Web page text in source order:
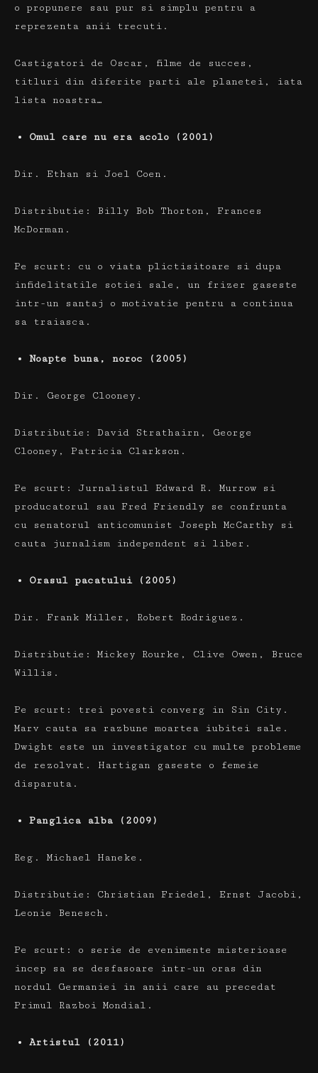
o propunere sau pur si simplu pentru a
reprezenta anii trecuti.
Castigatori de Oscar, filme de succes,
titluri din diferite parti ale planetei, iata
lista noastra…
Omul care nu era acolo (2001)
Dir. Ethan si Joel Coen.
Distributie:
Billy Bob Thorton, Frances
McDorman.
Pe scurt:
cu o viata plictisitoare si dupa
infidelitatile sotiei sale, un frizer gaseste
intr-un santaj o motivatie pentru a continua
sa traiasca.
Noapte buna, noroc (2005)
Dir. George Clooney.
Distributie:
David Strathairn, George
Clooney, Patricia Clarkson.
Pe scurt:
Jurnalistul Edward R. Murrow si
producatorul sau Fred Friendly se confrunta
cu senatorul anticomunist Joseph McCarthy si
cauta jurnalism independent si liber.
Orasul pacatului (2005)
Dir. Frank Miller, Robert Rodriguez.
Distributie:
Mickey Rourke, Clive Owen, Bruce
Willis.
Pe scurt:
trei povesti converg in Sin City.
Marv cauta sa razbune moartea iubitei sale.
Dwight este un investigator cu multe probleme
de rezolvat. Hartigan gaseste o femeie
disparuta.
Panglica alba (2009)
Reg. Michael Haneke.
Distributie:
Christian Friedel, Ernst Jacobi,
Leonie Benesch.
Pe scurt:
o serie de evenimente misterioase
incep sa se desfasoare intr-un oras din
nordul Germaniei in anii care au precedat
Primul Razboi Mondial.
Artistul (2011)